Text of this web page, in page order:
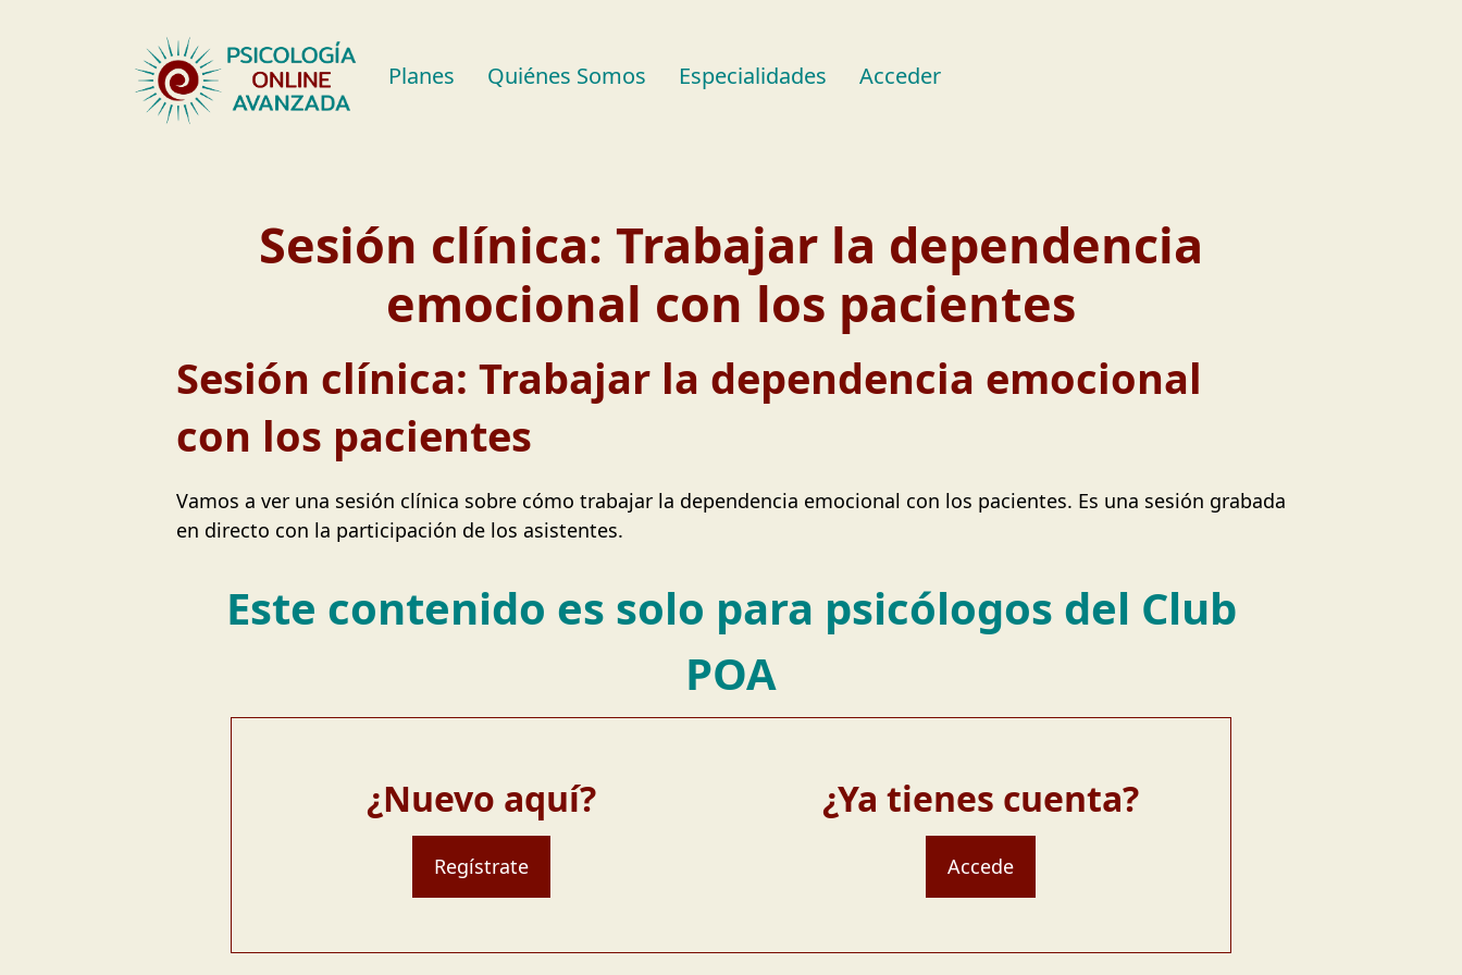
Planes Quiénes Somos Especialidades Acceder
Sesión clínica: Trabajar la dependencia
emocional con los pacientes
Sesión clínica: Trabajar la dependencia emocional
con los pacientes
Vamos a ver una sesión clínica sobre cómo trabajar la dependencia emocional con los pacientes. Es una sesión grabada
en directo con la participación de los asistentes.
Este contenido es solo para psicólogos del Club
POA
¿Nuevo aquí?
Regístrate
¿Ya tienes cuenta?
Accede